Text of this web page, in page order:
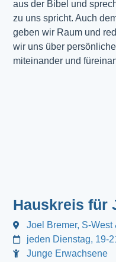
aus der Bibel und
zu uns spricht. Auch
geben wir Raum und
wir uns über
miteinander und
Hauskreis für
Joel Bremer, S-West
jeden Dienstag, 19-
Junge Erwachsene